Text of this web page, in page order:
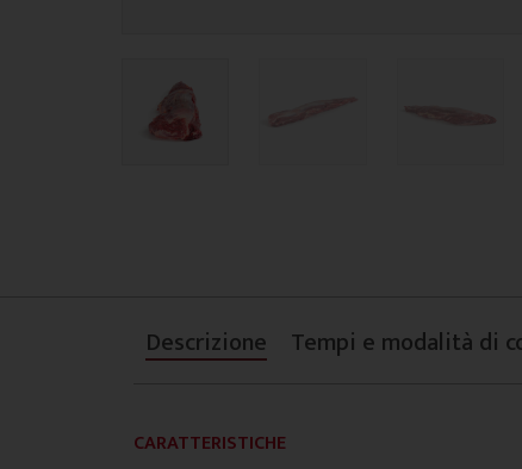
Descrizione Tempi e modalità di
CARATTERISTICHE